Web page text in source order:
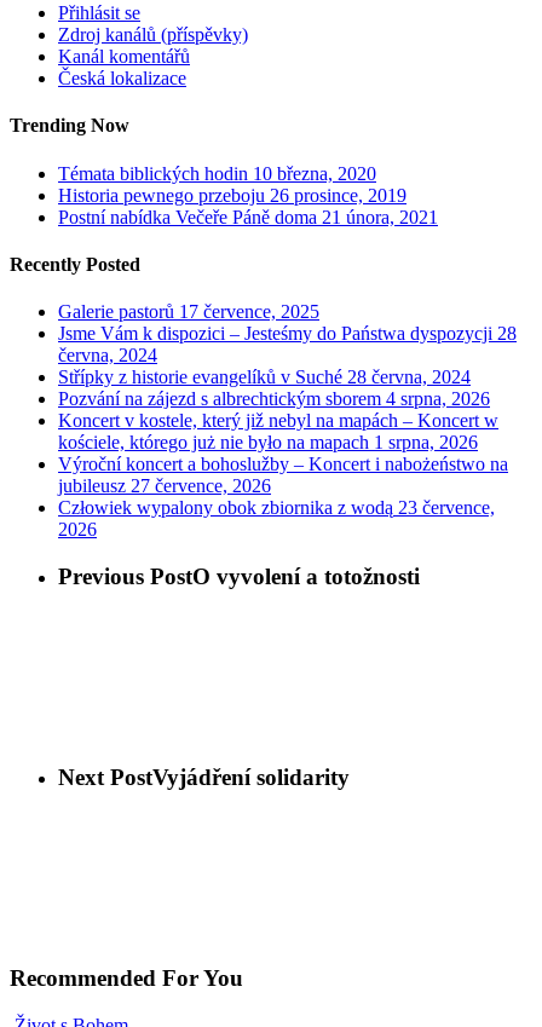
Přihlásit se
Zdroj kanálů (příspěvky)
Kanál komentářů
Česká lokalizace
Trending Now
Témata biblických hodin 10 března, 2020
Historia pewnego przeboju 26 prosince, 2019
Postní nabídka Večeře Páně doma 21 února, 2021
Recently Posted
Galerie pastorů 17 července, 2025
Jsme Vám k dispozici – Jesteśmy do Państwa dyspozycji 28
června, 2024
Střípky z historie evangelíků v Suché 28 června, 2024
Pozvání na zájezd s albrechtickým sborem 4 srpna, 2026
Koncert v kostele, který již nebyl na mapách – Koncert w
kościele, którego już nie było na mapach 1 srpna, 2026
Výroční koncert a bohoslužby – Koncert i nabożeństwo na
jubileusz 27 července, 2026
Człowiek wypalony obok zbiornika z wodą 23 července,
2026
Previous PostO vyvolení a totožnosti
Next PostVyjádření solidarity
Recommended For You